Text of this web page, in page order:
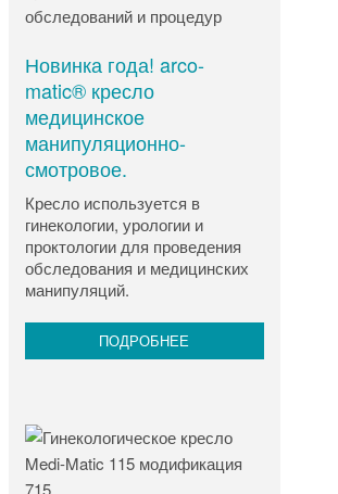
Новинка года! arco-
matic® кресло
медицинское
манипуляционно-
смотровое.
Кресло используется в
гинекологии, урологии и
проктологии для проведения
обследования и медицинских
манипуляций.
ПОДРОБНЕЕ